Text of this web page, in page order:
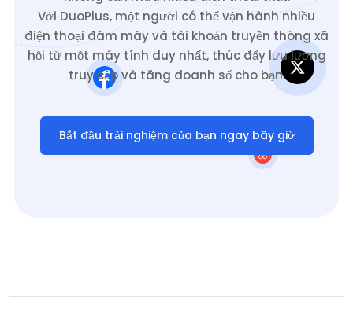
Với DuoPlus, một người có thể vận hành nhiều
điện thoại đám mây và tài khoản truyền thông xã
hội từ một máy tính duy nhất, thúc đẩy lưu lượng
truy cập và tăng doanh số cho bạn.
Bắt đầu trải nghiệm của bạn ngay bây giờ